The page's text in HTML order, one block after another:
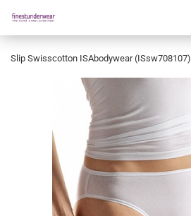
Slip Swisscotton ISAbodywear (ISsw708107)